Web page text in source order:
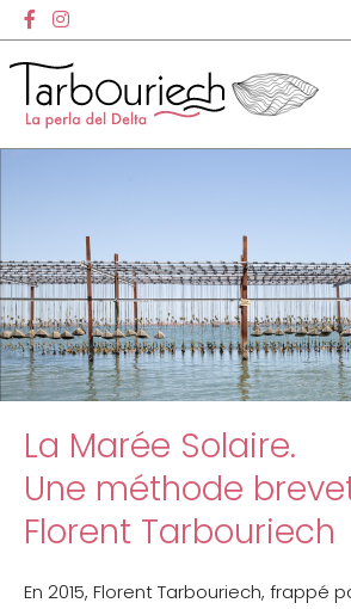
La Marée Solaire.
Une méthode
Florent Tarbouriech
En 2015, Florent Tarbouriech, frappé